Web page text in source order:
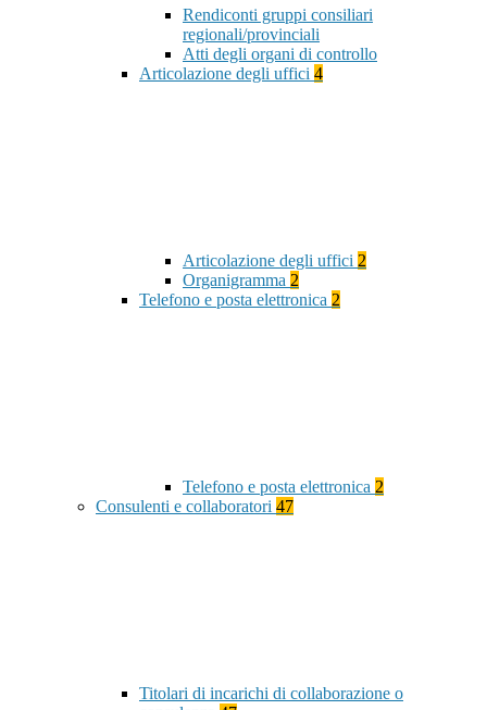
Rendiconti gruppi consiliari
regionali/provinciali
Atti degli organi di controllo
Articolazione degli uffici 4
Articolazione degli uffici 2
Organigramma 2
Telefono e posta elettronica 2
Telefono e posta elettronica 2
Consulenti e collaboratori 47
Titolari di incarichi di collaborazione o